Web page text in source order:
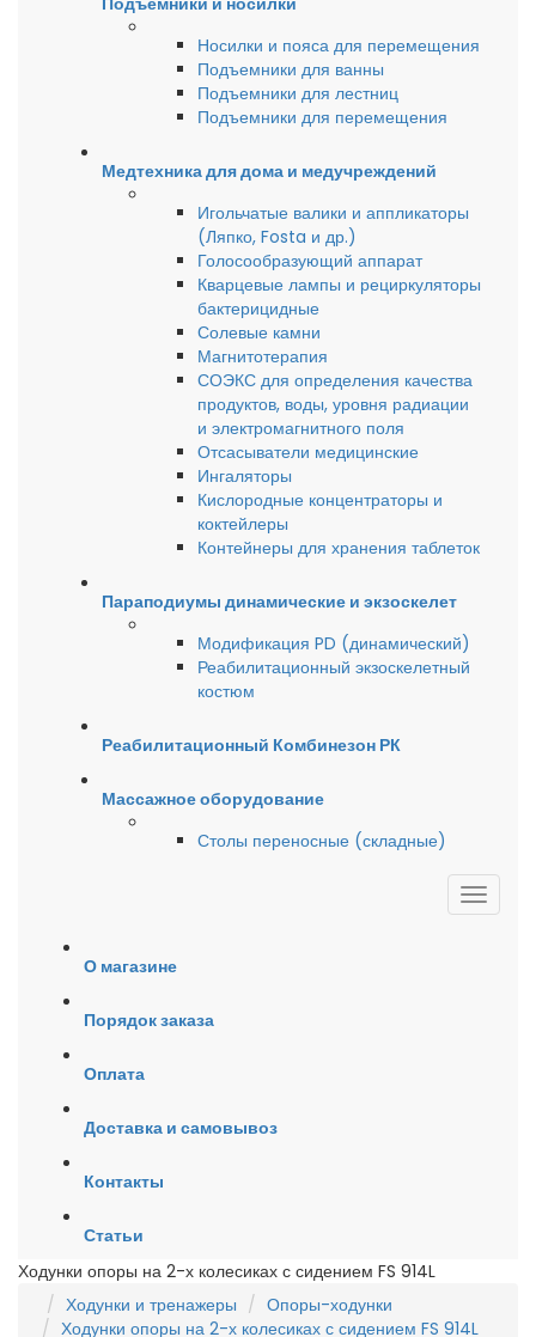
Носилки и пояса для перемещения
Подъемники для ванны
Подъемники для лестниц
Подъемники для перемещения
Медтехника для дома и медучреждений
Игольчатые валики и аппликаторы
(Ляпко, Fosta и др.)
Голосообразующий аппарат
Кварцевые лампы и рециркуляторы
бактерицидные
Солевые камни
Магнитотерапия
СОЭКС для определения качества
продуктов, воды, уровня радиации
и электромагнитного поля
Отсасыватели медицинские
Ингаляторы
Кислородные концентраторы и
коктейлеры
Контейнеры для хранения таблеток
Параподиумы динамические и экзоскелет
Модификация PD (динамический)
Реабилитационный экзоскелетный
костюм
Реабилитационный Комбинезон РК
Массажное оборудование
Столы переносные (складные)
О магазине
Порядок заказа
Оплата
Доставка и самовывоз
Контакты
Статьи
Ходунки опоры на 2-х колесиках с сидением FS 914L
Ходунки и тренажеры
Опоры-ходунки
Ходунки опоры на 2-х колесиках с сидением FS 914L